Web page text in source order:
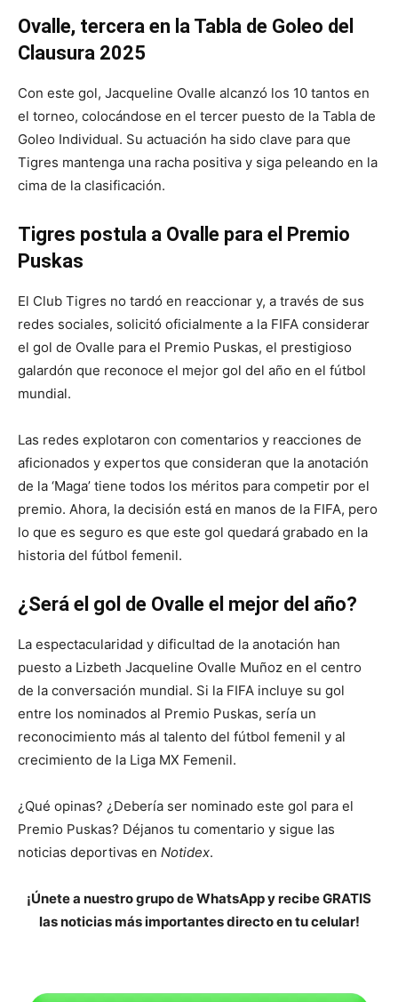
Ovalle, tercera en la Tabla de Goleo del
Clausura 2025
Con este gol, Jacqueline Ovalle alcanzó los 10 tantos en
el torneo, colocándose en el tercer puesto de la Tabla de
Goleo Individual. Su actuación ha sido clave para que
Tigres mantenga una racha positiva y siga peleando en la
cima de la clasificación.
Tigres postula a Ovalle para el Premio
Puskas
El Club Tigres no tardó en reaccionar y, a través de sus
redes sociales, solicitó oficialmente a la FIFA considerar
el gol de Ovalle para el Premio Puskas, el prestigioso
galardón que reconoce el mejor gol del año en el fútbol
mundial.
Las redes explotaron con comentarios y reacciones de
aficionados y expertos que consideran que la anotación
de la ‘Maga’ tiene todos los méritos para competir por el
premio. Ahora, la decisión está en manos de la FIFA, pero
lo que es seguro es que este gol quedará grabado en la
historia del fútbol femenil.
¿Será el gol de Ovalle el mejor del año?
La espectacularidad y dificultad de la anotación han
puesto a Lizbeth Jacqueline Ovalle Muñoz en el centro
de la conversación mundial. Si la FIFA incluye su gol
entre los nominados al Premio Puskas, sería un
reconocimiento más al talento del fútbol femenil y al
crecimiento de la Liga MX Femenil.
¿Qué opinas? ¿Debería ser nominado este gol para el
Premio Puskas? Déjanos tu comentario y sigue las
noticias deportivas en Notidex.
¡Únete a nuestro grupo de WhatsApp y recibe GRATIS
las noticias más importantes directo en tu celular!